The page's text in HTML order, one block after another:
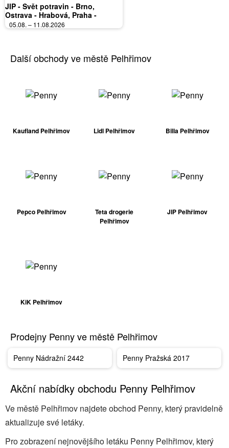
JIP - Svět potravin - Brno,
Ostrava - Hrabová, Praha -
Bořanovice, Jilemnice, Karlovy
Vary, Olomouc, Pardubice, Zlín,
05.08. – 11.08.2026
Další obchody ve městě Pelhřimov
Kaufland Pelhřimov Lidl Pelhřimov Billa Pelhřimov
Pepco Pelhřimov
Teta drogerie
Pelhřimov
JIP Pelhřimov
KiK Pelhřimov
Prodejny Penny ve městě Pelhřimov
Penny Nádražní 2442 Penny Pražská 2017
Akční nabídky obchodu Penny Pelhřimov
Ve městě Pelhřimov najdete obchod Penny, který pravidelně
aktualizuje své letáky.
Pro zobrazení nejnovějšího letáku Penny Pelhřimov, který